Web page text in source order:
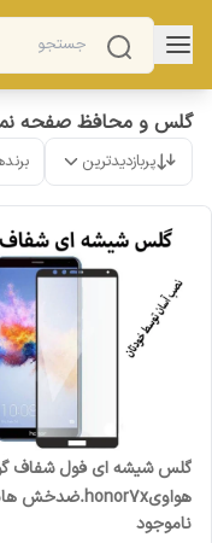
گلس و محافظ صفحه
پربازدیدترین
گلس شیشه ای فول شفاف
هواویhonor7x.ضدخش هانر7x
ناموجود